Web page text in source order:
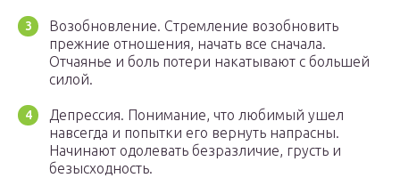
Возобновление. Стремление возобновить
прежние отношения, начать все сначала.
Отчаянье и боль потери накатывают с большей
силой.
Депрессия. Понимание, что любимый ушел
навсегда и попытки его вернуть напрасны.
Начинают одолевать безразличие, грусть и
безысходность.